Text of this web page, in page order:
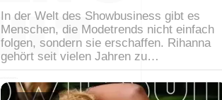
In der Welt des Showbusiness gibt es
Menschen, die Modetrends nicht einfach
folgen, sondern sie erschaffen. Rihanna
gehört seit vielen Jahren zu…